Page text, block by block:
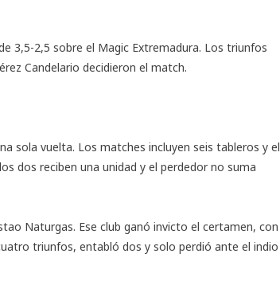
3,5-2,5 sobre el Magic Extremadura. Los triunfos
Candelario decidieron el match.
vuelta. Los matches incluyen seis tableros y el
dos reciben una unidad y el perdedor no suma
Naturgas. Ese club ganó invicto el certamen, con
triunfos, entabló dos y solo perdió ante el indio